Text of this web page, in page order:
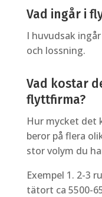
Vad ingår i
I huvudsak
och lossning.
Vad kostar
flyttfirma?
Hur mycket det
beror på flera
stor volym du
Exempel 1. 2-3
tätort ca 5500-